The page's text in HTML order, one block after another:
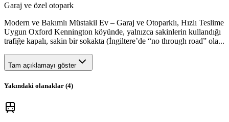
Garaj ve özel otopark
Modern ve Bakımlı Müstakil Ev – Garaj ve Otoparklı, Hızlı Teslime
Uygun Oxford Kennington köyünde, yalnızca sakinlerin kullandığı
trafiğe kapalı, sakin bir sokakta (İngiltere’de “no through road” ola...
Tam açıklamayı göster
Yakındaki olanaklar (4)